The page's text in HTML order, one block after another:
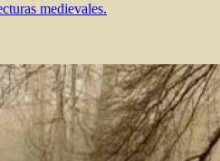
medievales.